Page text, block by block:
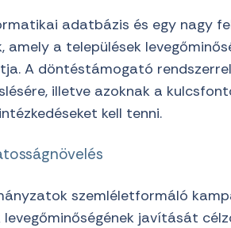
adatbázis és egy nagy
amely a települések
A döntéstámogató
illetve azoknak a
kell tenni.
szemléletformáló
javítását